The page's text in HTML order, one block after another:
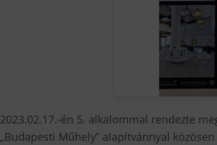
2023.02.17.-én 5. alkalommal rendezte
„Budapesti Műhely” alapítvánnyal